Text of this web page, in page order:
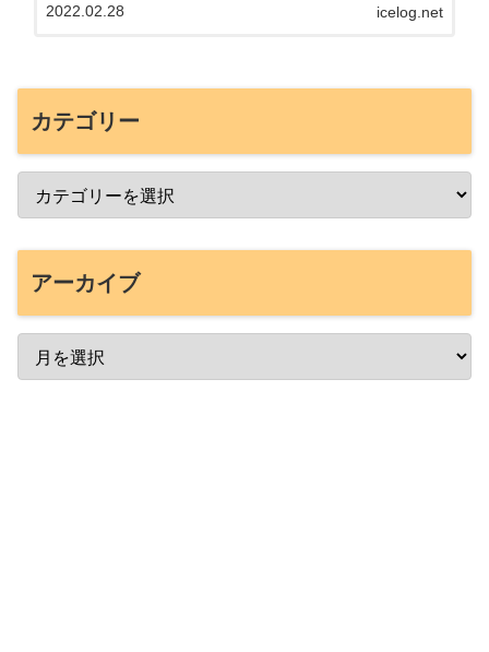
icelog.net
2022.02.28
カテゴリー
アーカイブ